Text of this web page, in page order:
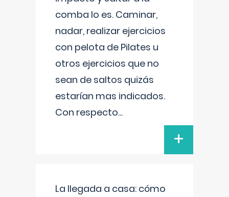
comba lo es. Caminar,
nadar, realizar ejercicios
con pelota de Pilates u
otros ejercicios que no
sean de saltos quizás
estarían mas indicados.
Con respecto...
+
La llegada a casa: cómo